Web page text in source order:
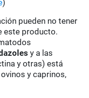
)
pueden no tener
este producto.
y a las
y otras) está
y caprinos,